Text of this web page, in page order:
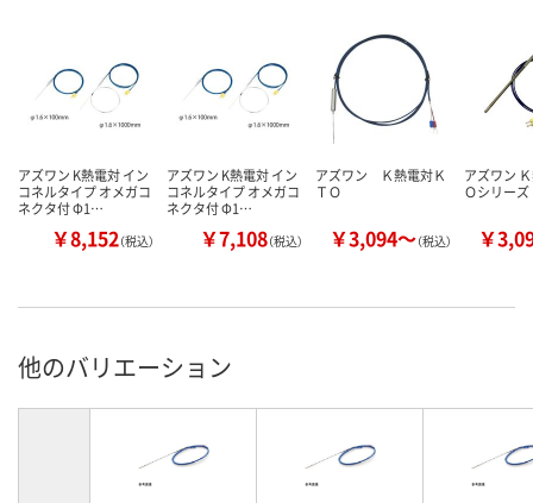
アズワン K熱電対 イン
コネルタイプ オメガコ
ネクタ付 Φ1…
￥8,152（税込）
アズワン K熱電対 イン
コネルタイプ オメガコ
ネクタ付 Φ1…
￥7,108（税込）
アズワン Ｋ熱電対Ｋ
ＴＯ
￥3,094～（税込）
アズワン
Ｏシリーズ
￥
他のバリエーション